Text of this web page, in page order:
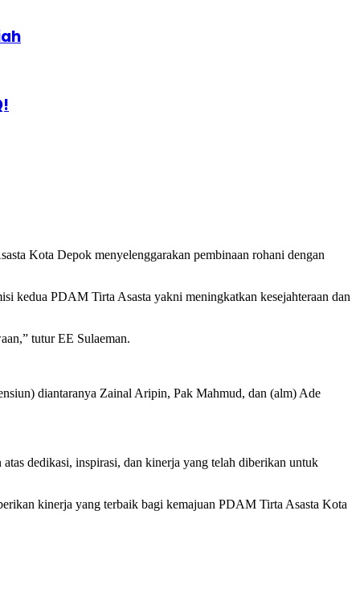
Kota Depok menyelenggarakan pembinaan rohani dengan
kedua PDAM Tirta Asasta yakni meningkatkan kesejahteraan dan
tutur EE Sulaeman.
diantaranya Zainal Aripin, Pak Mahmud, dan (alm) Ade
dedikasi, inspirasi, dan kinerja yang telah diberikan untuk
kinerja yang terbaik bagi kemajuan PDAM Tirta Asasta Kota